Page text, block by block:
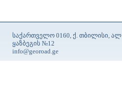
საქართველო 0160, ქ. თბილისი, ალ
ყაზბეგის №12
info@georoad.ge